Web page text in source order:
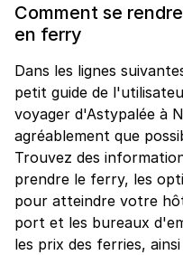
Comment se
en ferry
Dans les lignes
petit guide de
voyager d'Astypalée à
agréablement que
Trouvez des
prendre le ferry, les
pour atteindre votre
port et les bureaux
les prix des ferries,